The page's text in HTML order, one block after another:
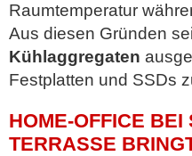
Raumtemperatur
Aus diesen Gründen
Kühlaggregaten
Festplatten und SSDs
HOME-OFFICE BEI
TERRASSE